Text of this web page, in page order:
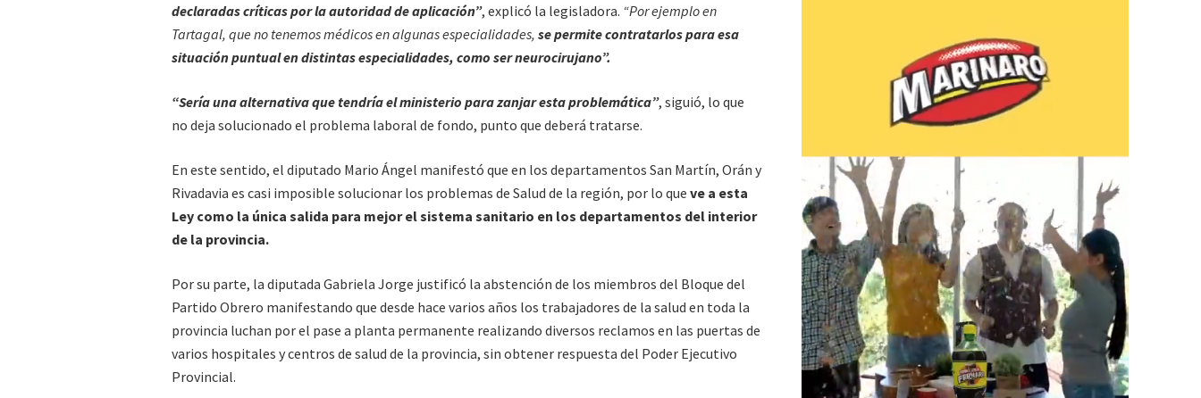
declaradas críticas por la autoridad de aplicación”, explicó la legisladora. “Por ejemplo en
Tartagal, que no tenemos médicos en algunas especialidades, se permite contratarlos para esa
situación puntual en distintas especialidades, como ser neurocirujano”.
“Sería una alternativa que tendría el ministerio para zanjar esta problemática”, siguió, lo que
no deja solucionado el problema laboral de fondo, punto que deberá tratarse.
En este sentido, el diputado Mario Ángel manifestó que en los departamentos San Martín, Orán y
Rivadavia es casi imposible solucionar los problemas de Salud de la región, por lo que ve a esta
Ley como la única salida para mejor el sistema sanitario en los departamentos del interior
de la provincia.
Por su parte, la diputada Gabriela Jorge justificó la abstención de los miembros del Bloque del
Partido Obrero manifestando que desde hace varios años los trabajadores de la salud en toda la
provincia luchan por el pase a planta permanente realizando diversos reclamos en las puertas de
varios hospitales y centros de salud de la provincia, sin obtener respuesta del Poder Ejecutivo
Provincial.